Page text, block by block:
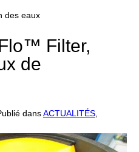
des eaux
Filter,
de
dansACTUALITÉS